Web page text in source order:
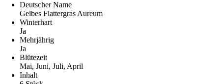
Deutscher Name
Gelbes Flattergras Aureum
Winterhart
Ja
Mehrjährig
Ja
Blütezeit
Mai, Juni, Juli, April
Inhalt